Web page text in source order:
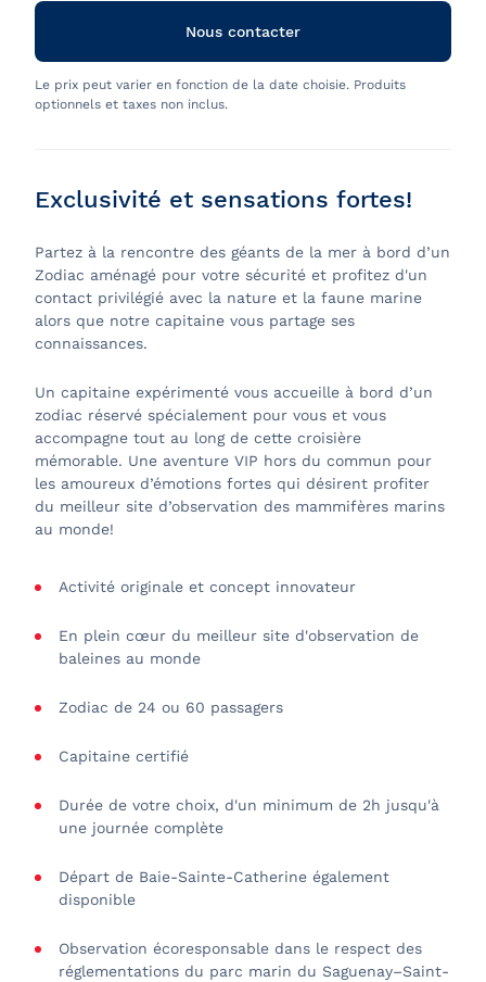
Nous contacter
Le prix peut varier en fonction de la date choisie. Produits
optionnels et taxes non inclus.
Exclusivité et sensations fortes!
Partez à la rencontre des géants de la mer à bord d’un
Zodiac aménagé pour votre sécurité et profitez d'un
contact privilégié avec la nature et la faune marine
alors que notre capitaine vous partage ses
connaissances.
Un capitaine expérimenté vous accueille à bord d’un
zodiac réservé spécialement pour vous et vous
accompagne tout au long de cette croisière
mémorable. Une aventure VIP hors du commun pour
les amoureux d’émotions fortes qui désirent profiter
du meilleur site d’observation des mammifères marins
au monde!
Activité originale et concept innovateur
En plein cœur du meilleur site d'observation de
baleines au monde
Zodiac de 24 ou 60 passagers
Capitaine certifié
Durée de votre choix, d'un minimum de 2h jusqu'à
une journée complète
Départ de Baie-Sainte-Catherine également
disponible
Observation écoresponsable dans le respect des
réglementations du parc marin du Saguenay–Saint-